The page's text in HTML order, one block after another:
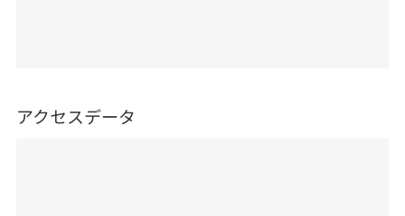
アクセスデータ